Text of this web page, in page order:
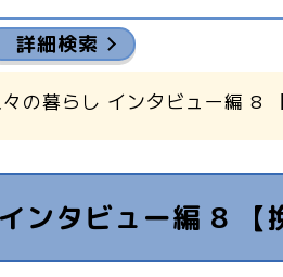
詳細検索
の暮らし インタビュー編 8
ンタビュー編 8 【